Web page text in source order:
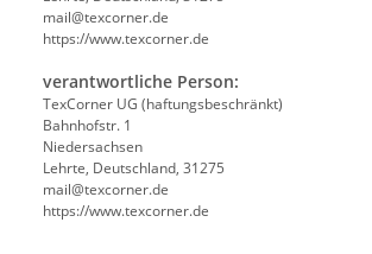
mail@texcorner.de
https://www.texcorner.de
verantwortliche Person:
TexCorner UG (haftungsbeschränkt)
Bahnhofstr. 1
Niedersachsen
Lehrte, Deutschland, 31275
mail@texcorner.de
https://www.texcorner.de